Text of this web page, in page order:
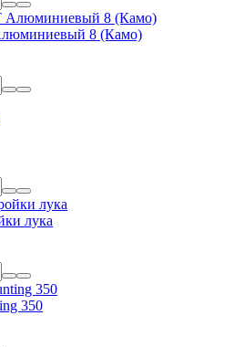
8 (Камо)
лука
350